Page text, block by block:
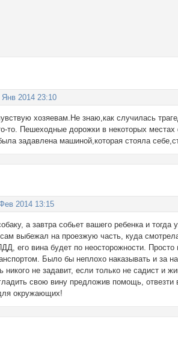
Янв 2014 23:10
хозяевам.Не знаю,как случилась
то. Пешеходные дорожки в некоторых
задавлена машиной,которая стояла
2014 13:15
а завтра собьет вашего ребенка и
выбежал на проезжую часть, куда
его вина будет по неосторожности.
Было бы неплохо наказывать и за
никого не задавит, если только не садист и
свою вину предложив помощь,
окружающих!